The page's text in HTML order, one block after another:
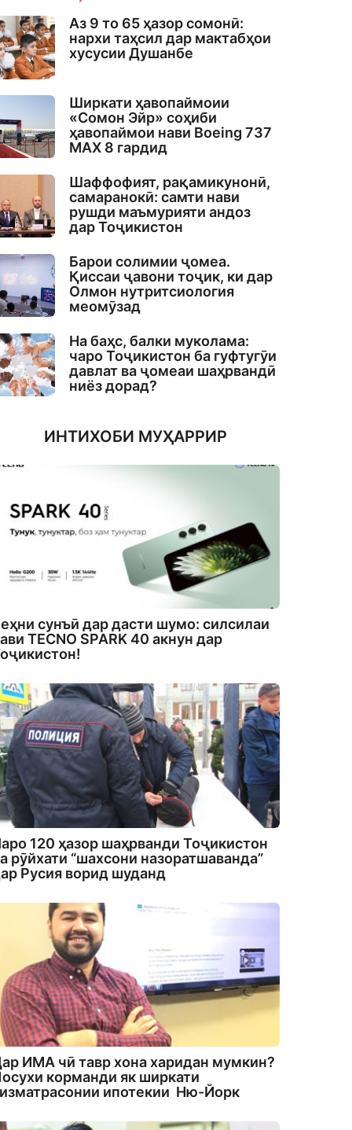
Аз 9 то 65 ҳазор сомонӣ:
нархи таҳсил дар мактабҳои
хусусии Душанбе
Ширкати ҳавопаймоии
«Сомон Эйр» соҳиби
ҳавопаймои нави Boeing 737
MAX 8 гардид
Шаффофият, рақамикунонӣ,
самаранокӣ: самти нави
рушди маъмурияти андоз
дар Тоҷикистон
Барои солимии ҷомеа.
Қиссаи ҷавони тоҷик, ки дар
Олмон нутритсиология
меомӯзад
На баҳс, балки муколама:
чаро Тоҷикистон ба гуфтугӯи
давлат ва ҷомеаи шаҳрвандӣ
ниёз дорад?
ИНТИХОБИ МУҲАРРИР
сунъӣ дар дасти шумо: силсилаи
TECNO SPARK 40 акнун дар
120 ҳазор шаҳрванди Тоҷикистон
рӯйхати “шахсони назоратшаванда”
Русия ворид шуданд
ИМА чӣ тавр хона харидан мумкин?
корманди як ширкати
ипотекии Ню-Йорк